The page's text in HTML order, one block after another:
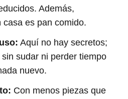
Además,
casa es pan comido.
Aquí no hay secretos;
sudar ni perder tiempo
nuevo.
Con menos piezas que